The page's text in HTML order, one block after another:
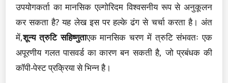
उपयोगकर्ता का मानसिक एल्गोरिदम विश्वसनीय रूप से अनुकूलन
कर सकता है? यह लेख इस पर हल्के ढंग से चर्चा करता है। अंत
में,शून्य त्रुटि सहिष्णुताएक मानसिक चरण में त्रुटि संभवतः एक
अपूरणीय गलत पासवर्ड का कारण बन सकती है, जो प्रबंधक की
कॉपी-पेस्ट प्रक्रिया से भिन्न है।